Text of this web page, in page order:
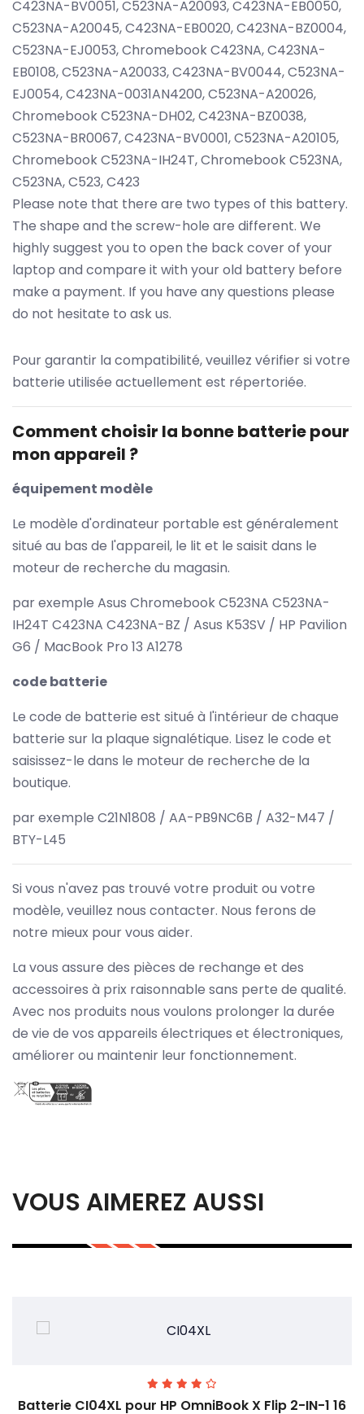
C423NA-BV0051, C523NA-A20093, C423NA-EB0050,
C523NA-A20045, C423NA-EB0020, C423NA-BZ0004,
C523NA-EJ0053, Chromebook C423NA, C423NA-
EB0108, C523NA-A20033, C423NA-BV0044, C523NA-
EJ0054, C423NA-0031AN4200, C523NA-A20026,
Chromebook C523NA-DH02, C423NA-BZ0038,
C523NA-BR0067, C423NA-BV0001, C523NA-A20105,
Chromebook C523NA-IH24T, Chromebook C523NA,
C523NA, C523, C423
Please note that there are two types of this battery.
The shape and the screw-hole are different. We
highly suggest you to open the back cover of your
laptop and compare it with your old battery before
make a payment. If you have any questions please
do not hesitate to ask us.
Pour garantir la compatibilité, veuillez vérifier si votre
batterie utilisée actuellement est répertoriée.
Comment choisir la bonne batterie pour
mon appareil ?
équipement modèle
Le modèle d'ordinateur portable est généralement
situé au bas de l'appareil, le lit et le saisit dans le
moteur de recherche du magasin.
par exemple Asus Chromebook C523NA C523NA-
IH24T C423NA C423NA-BZ / Asus K53SV / HP Pavilion
G6 / MacBook Pro 13 A1278
code batterie
Le code de batterie est situé à l'intérieur de chaque
batterie sur la plaque signalétique. Lisez le code et
saisissez-le dans le moteur de recherche de la
boutique.
par exemple C21N1808 / AA-PB9NC6B / A32-M47 /
BTY-L45
Si vous n'avez pas trouvé votre produit ou votre
modèle, veuillez nous contacter. Nous ferons de
notre mieux pour vous aider.
La vous assure des pièces de rechange et des
accessoires à prix raisonnable sans perte de qualité.
Avec nos produits nous voulons prolonger la durée
de vie de vos appareils électriques et électroniques,
améliorer ou maintenir leur fonctionnement.
VOUS AIMEREZ AUSSI
Batterie CI04XL pour HP OmniBook X Flip 2-IN-1 16